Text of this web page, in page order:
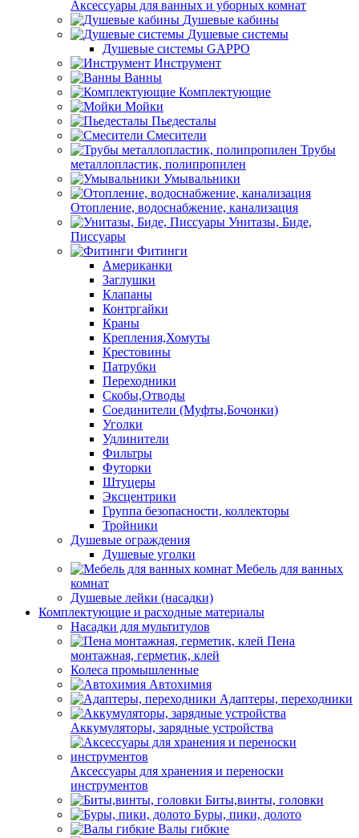
Аксессуары для ванных и уборных комнат
Душевые кабины
Душевые системы
Душевые системы GAPPO
Инструмент
Ванны
Комплектующие
Мойки
Пьедесталы
Смесители
Трубы
металлопластик, полипропилен
Умывальники
Отопление, водоснабжение, канализация
Унитазы, Биде,
Писсуары
Фитинги
Американки
Заглушки
Клапаны
Контргайки
Краны
Крепления,Хомуты
Крестовины
Патрубки
Переходники
Скобы,Отводы
Соединители (Муфты,Бочонки)
Уголки
Удлинители
Фильтры
Футорки
Штуцеры
Эксцентрики
Группа безопасности, коллекторы
Тройники
Душевые ограждения
Душевые уголки
Мебель для ванных
комнат
Душевые лейки (насадки)
Комплектующие и расходные материалы
Насадки для мультитулов
Пена
монтажная, герметик, клей
Колеса промышленные
Автохимия
Адаптеры, переходники
Аккумуляторы, зарядные устройства
Аксессуары для хранения и переноски
инструментов
Биты,винты, головки
Буры, пики, долото
Валы гибкие